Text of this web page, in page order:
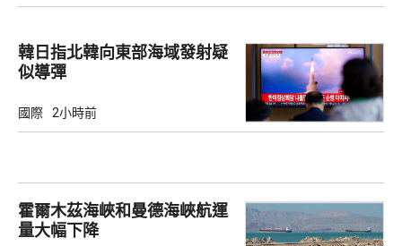
韓日指北韓向東部海域發射疑
似導彈
國際 2小時前
霍爾木茲海峽和曼德海峽航運
量大幅下降